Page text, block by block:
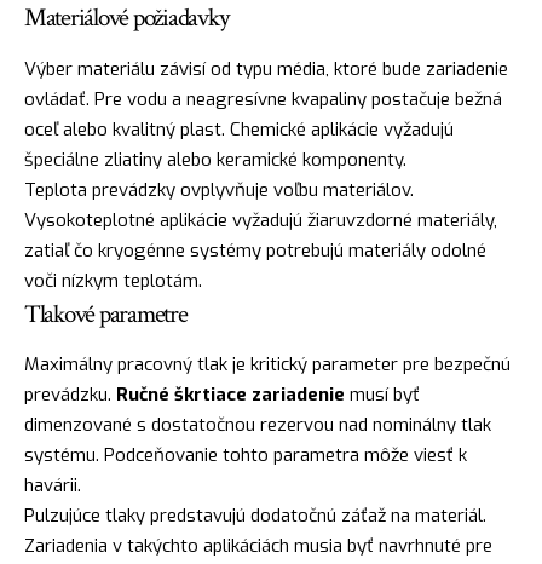
Materiálové požiadavky
Výber materiálu závisí od typu média, ktoré bude zariadenie
ovládať. Pre vodu a neagresívne kvapaliny postačuje bežná
oceľ alebo kvalitný plast. Chemické aplikácie vyžadujú
špeciálne zliatiny alebo keramické komponenty.
Teplota prevádzky ovplyvňuje voľbu materiálov.
Vysokoteplotné aplikácie vyžadujú žiaruvzdorné materiály,
zatiaľ čo kryogénne systémy potrebujú materiály odolné
voči nízkym teplotám.
Tlakové parametre
Maximálny pracovný tlak je kritický parameter pre bezpečnú
prevádzku. Ručné škrtiace zariadenie musí byť
dimenzované s dostatočnou rezervou nad nominálny tlak
systému. Podceňovanie tohto parametra môže viesť k
havárii.
Pulzujúce tlaky predstavujú dodatočnú záťaž na materiál.
Zariadenia v takýchto aplikáciách musia byť navrhnuté pre